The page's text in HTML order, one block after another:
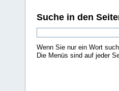
Suche in den
Wenn Sie nur ein Wort
Die Menüs sind auf jeder